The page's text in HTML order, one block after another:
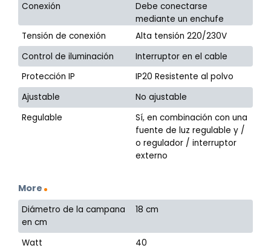
Conexión
Debe conectarse
mediante un enchufe
Tensión de conexión
Alta tensión 220/230V
Control de iluminación
Interruptor en el cable
Protección IP
IP20 Resistente al polvo
Ajustable
No ajustable
Regulable
Sí, en combinación con una
fuente de luz regulable y /
o regulador / interruptor
externo
More
Diámetro de la campana
en cm
18 cm
Watt
40